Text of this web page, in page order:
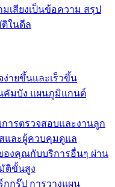
เสียงเป็นข้อความ สรุป
ในดีล
ง่ายขึ้นและเร็วขึ้น
คัมบัง แผนภูมิแกนต์
ารตรวจสอบและงานลูก
และผู้ควบคุมดูแล
องคุณกับบริการอื่นๆ ผ่าน
ติขั้นสูง
กกรุ๊ป การวางแผน